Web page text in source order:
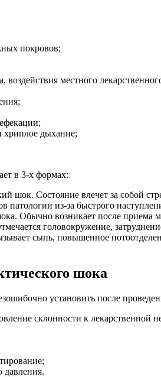
покровов;
воздействия местного
хриплое дыхание;
в 3-х формах:
шок. Состояние влечет за собой
патологии из-за быстрого
Обычно возникает после приема
головокружение,
сыпь, повышенное
шока
установить после
склонности к
давления.